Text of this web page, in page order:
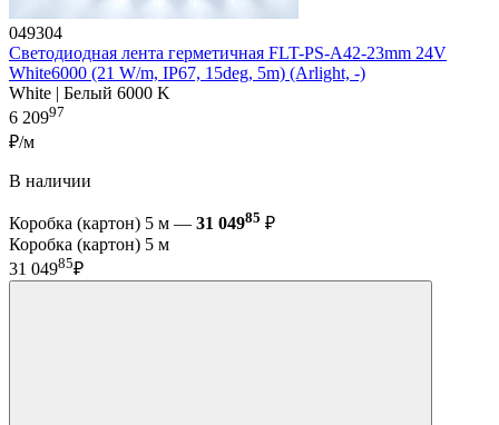
049304
Светодиодная лента герметичная FLT-PS-A42-23mm 24V
White6000 (21 W/m, IP67, 15deg, 5m) (Arlight, -)
White | Белый 6000 K
6 20997
₽/м
В наличии
Коробка (картон) 5 м — 31 04985 ₽
Коробка (картон) 5 м
31 04985₽